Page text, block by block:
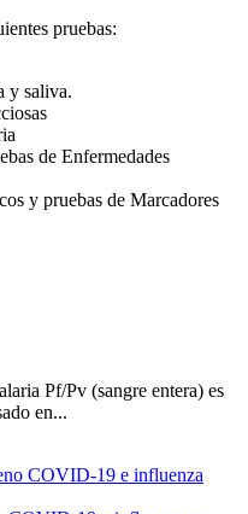
pruebas:
y saliva.
de Enfermedades
y pruebas de Marcadores
Pf/Pv (sangre entera) es
en...